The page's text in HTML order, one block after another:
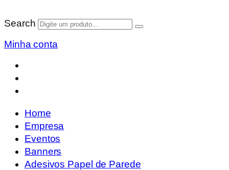
Search
Minha conta
Home
Empresa
Eventos
Banners
Adesivos Papel de Parede